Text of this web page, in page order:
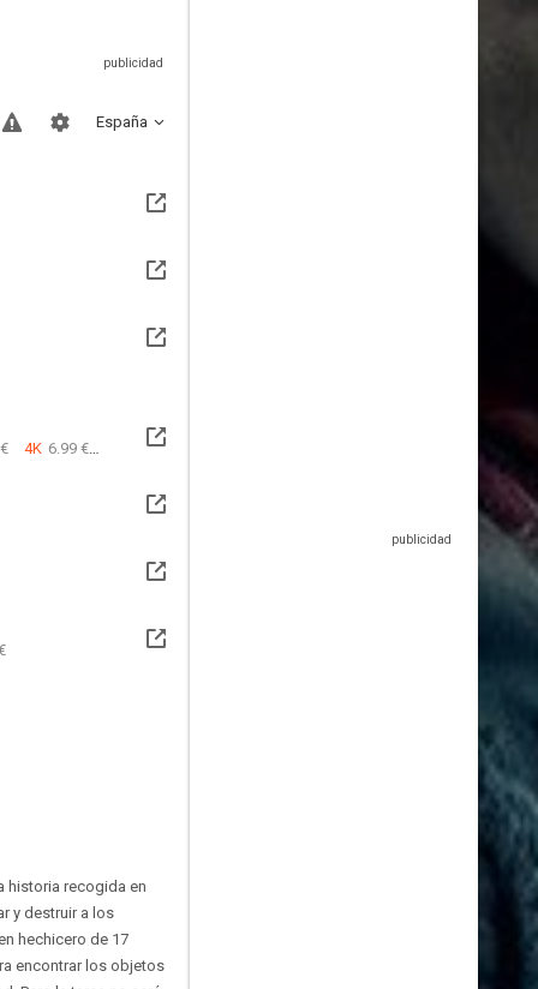
España
4K 6.99 €
historia recogida en
y destruir a los
hechicero de 17
encontrar los objetos